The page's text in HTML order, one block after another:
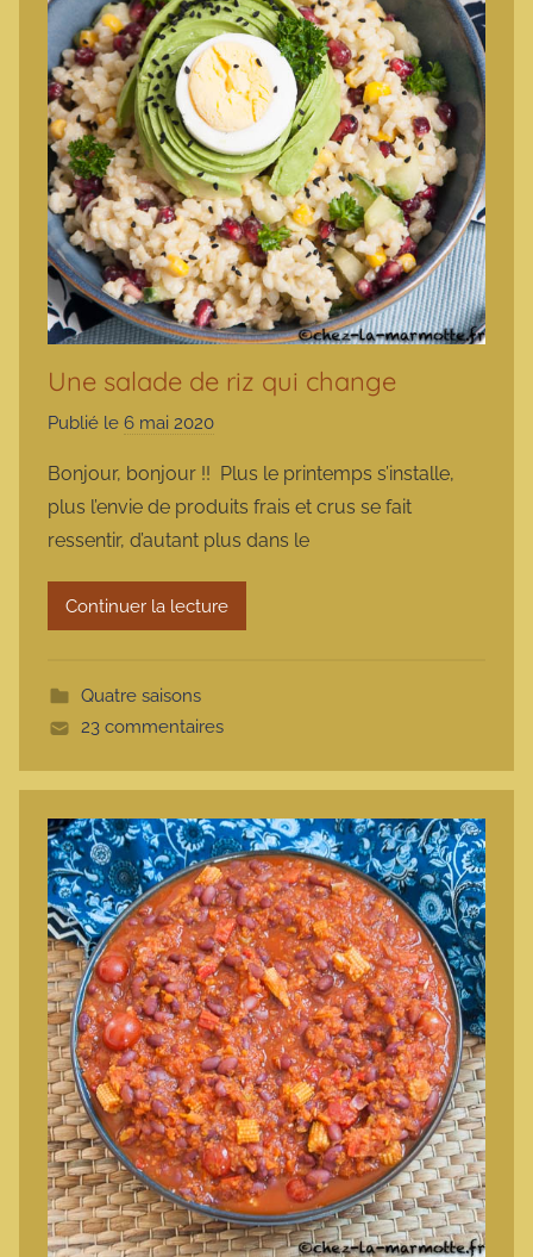
Une salade de riz qui change
Publié le 6 mai 2020
m
a
r
m
e
Bonjour, bonjour !! Plus le printemps s’installe,
plus l’envie de produits frais et crus se fait
ressentir, d’autant plus dans le
Continuer la lecture
Quatre saisons
23 commentaires